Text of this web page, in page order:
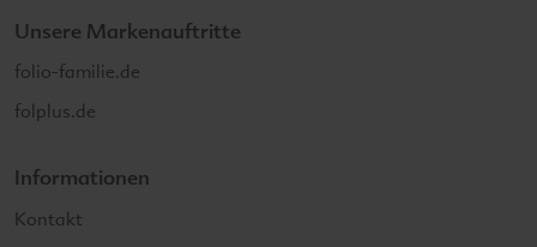
Unsere Markenauftritte
folio-familie.de
folplus.de
Informationen
Kontakt